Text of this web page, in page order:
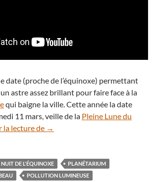
date (proche de l’équinoxe) permettant
astre assez brillant pour faire face à la
qui baigne la ville. Cette année la date
11 mars, veille de la Pleine Lune du
la lecture de En vidéo : la Nuit de
→
NUIT DE L'ÉQUINOXE
PLANÉTARIUM
POLLUTION LUMINEUSE